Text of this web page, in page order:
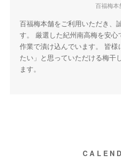
百福梅本
百福梅本舗をご利用いただき、
す。 厳選した紀州南高梅を安
作業で漬け込んでいます。 皆
たい」と思っていただける梅干
ます。